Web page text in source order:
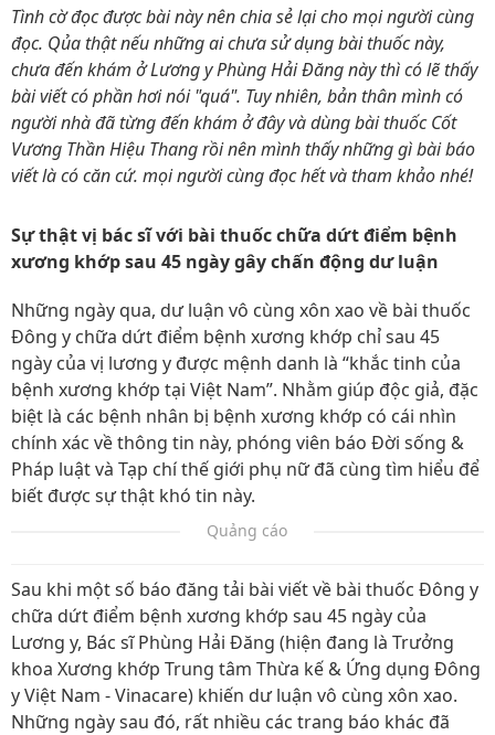
Tình cờ đọc được bài này nên chia sẻ lại cho mọi người cùng
đọc. Qủa thật nếu những ai chưa sử dụng bài thuốc này,
chưa đến khám ở Lương y Phùng Hải Đăng này thì có lẽ thấy
bài viết có phần hơi nói "quá". Tuy nhiên, bản thân mình có
người nhà đã từng đến khám ở đây và dùng bài thuốc Cốt
Vương Thần Hiệu Thang rồi nên mình thấy những gì bài báo
viết là có căn cứ. mọi người cùng đọc hết và tham khảo nhé!
Sự thật vị bác sĩ với bài thuốc chữa dứt điểm bệnh
xương khớp sau 45 ngày gây chấn động dư luận
Những ngày qua, dư luận vô cùng xôn xao về bài thuốc
Đông y chữa dứt điểm bệnh xương khớp chỉ sau 45
ngày của vị lương y được mệnh danh là “khắc tinh của
bệnh xương khớp tại Việt Nam”. Nhằm giúp độc giả, đặc
biệt là các bệnh nhân bị bệnh xương khớp có cái nhìn
chính xác về thông tin này, phóng viên báo Đời sống &
Pháp luật và Tạp chí thế giới phụ nữ đã cùng tìm hiểu để
biết được sự thật khó tin này.
Quảng cáo
Sau khi một số báo đăng tải bài viết về bài thuốc Đông y
chữa dứt điểm bệnh xương khớp sau 45 ngày của
Lương y, Bác sĩ Phùng Hải Đăng (hiện đang là Trưởng
khoa Xương khớp Trung tâm Thừa kế & Ứng dụng Đông
y Việt Nam - Vinacare) khiến dư luận vô cùng xôn xao.
Những ngày sau đó, rất nhiều các trang báo khác đã